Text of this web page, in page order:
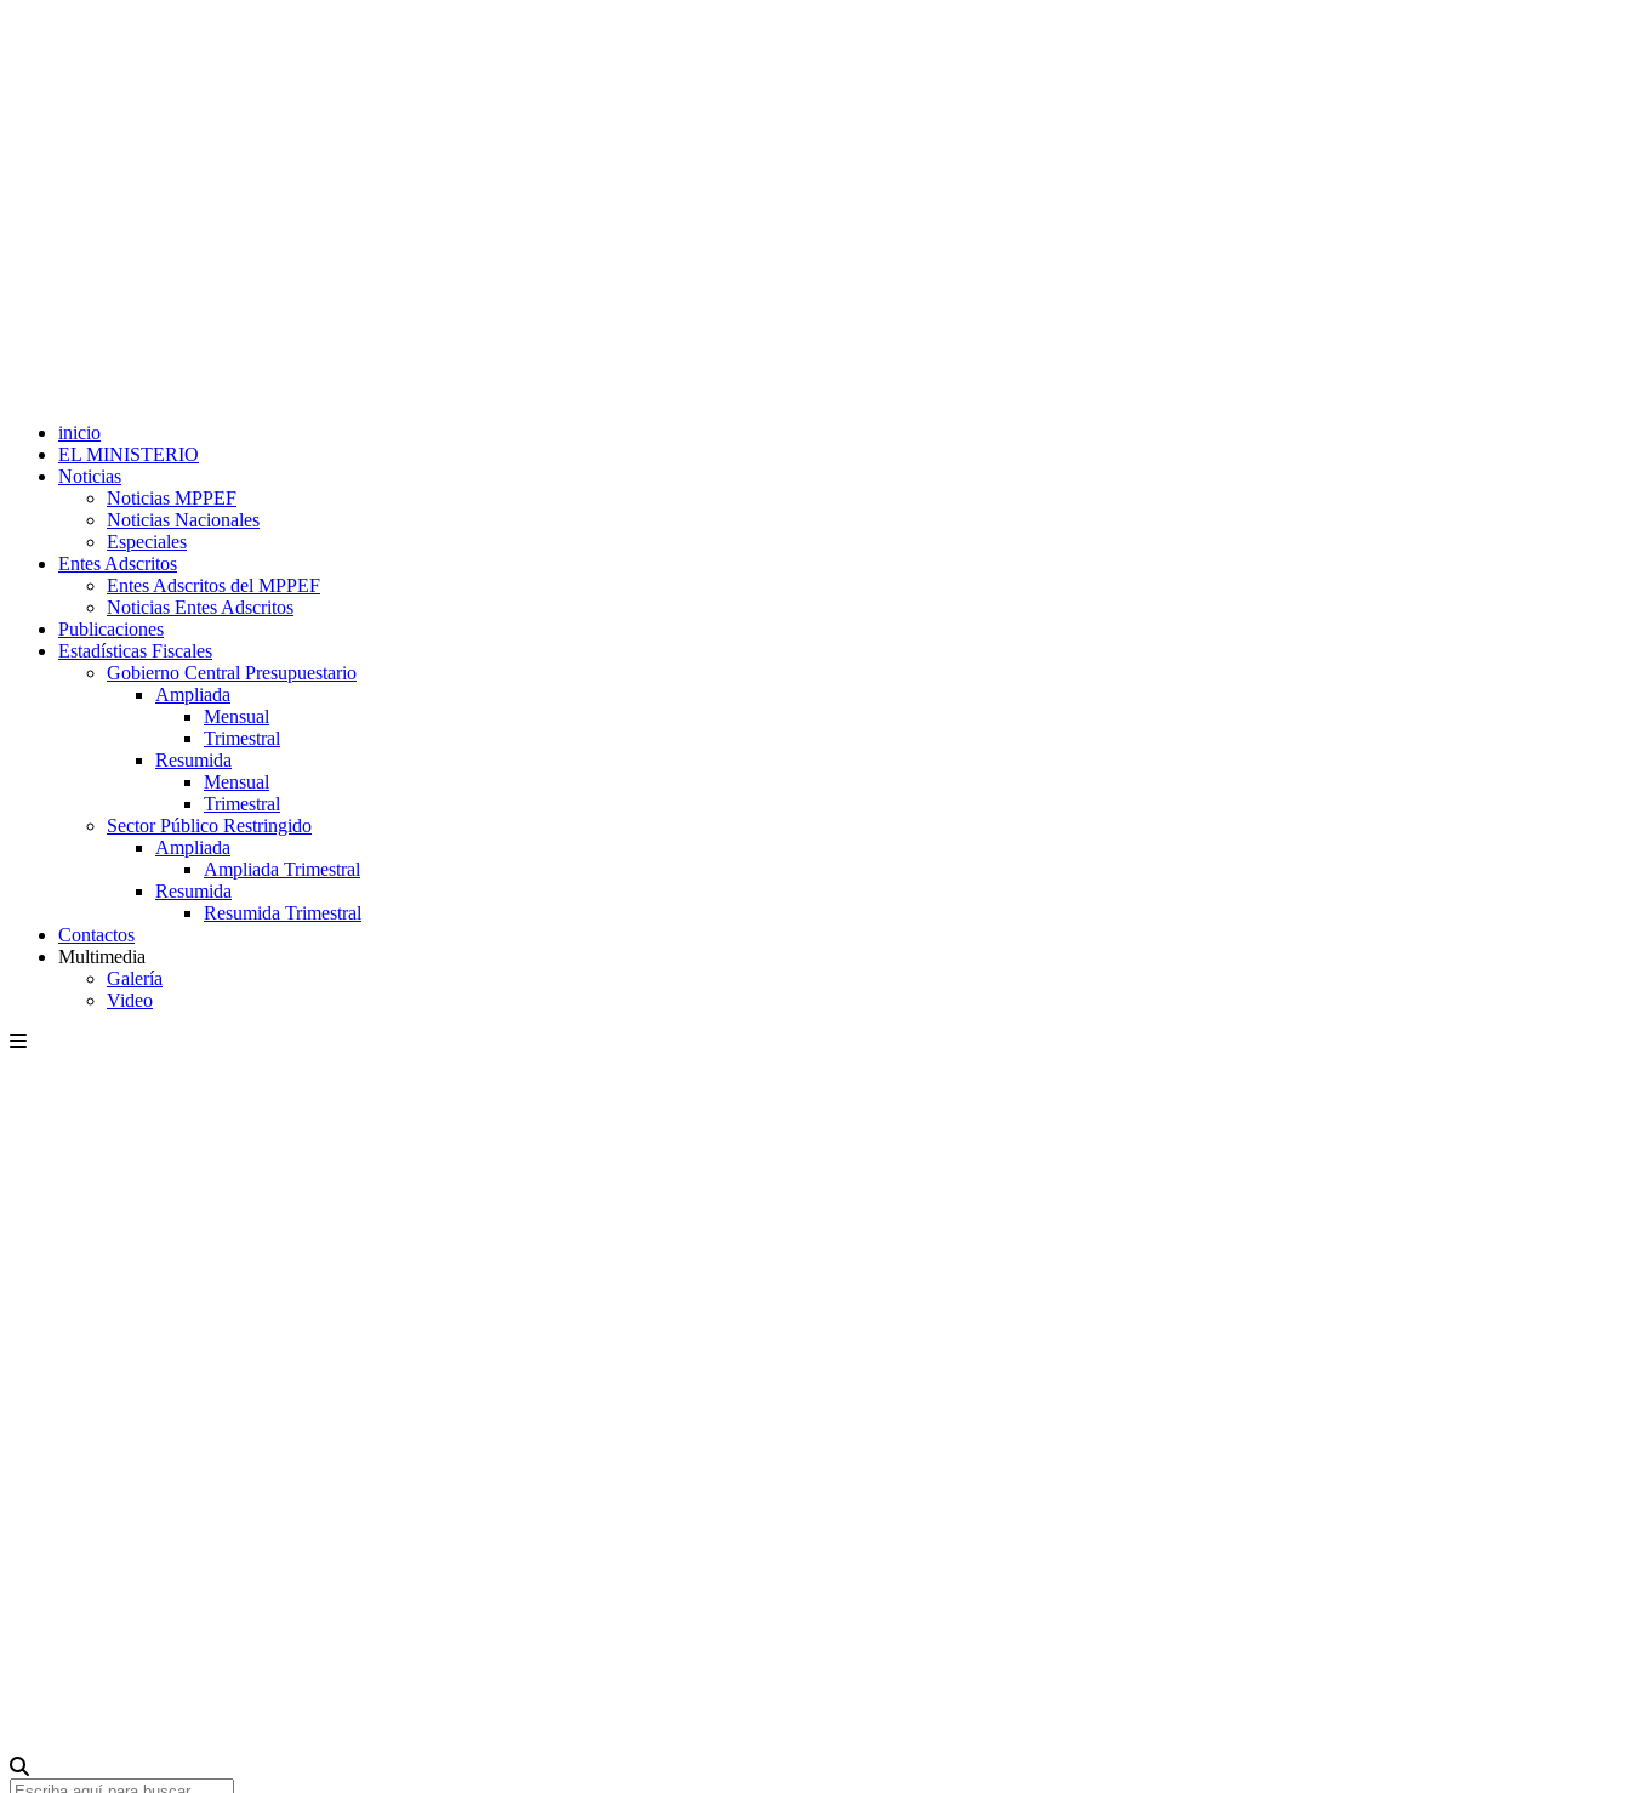
inicio
EL MINISTERIO
Noticias
Noticias MPPEF
Noticias Nacionales
Especiales
Entes Adscritos
Entes Adscritos del MPPEF
Noticias Entes Adscritos
Publicaciones
Estadísticas Fiscales
Gobierno Central Presupuestario
Ampliada
Mensual
Trimestral
Resumida
Mensual
Trimestral
Sector Público Restringido
Ampliada
Ampliada Trimestral
Resumida
Resumida Trimestral
Contactos
Multimedia
Galería
Video